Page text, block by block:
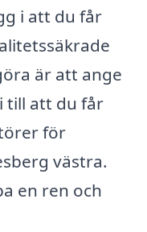
i att du får
är att ange
till att du får
för
västra.
en ren och